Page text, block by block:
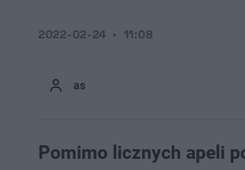
as
2022-02-24 11:08
Pomimo licznych apeli